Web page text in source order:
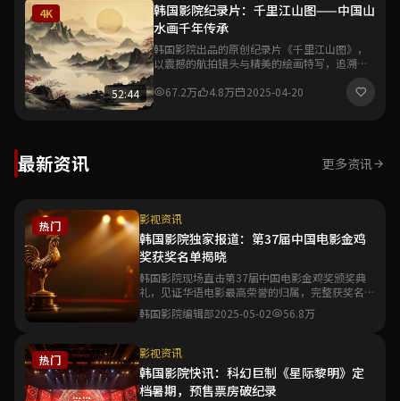
4K
52:44
韩国影院纪录片：千里江山图——中国山
水画千年传承
韩国影院出品的原创纪录片《千里江山图》，
以震撼的航拍镜头与精美的绘画特写，追溯中
展现东方美学的独特魅力。
67.2万 4.8万 2025-04-20
最新资讯 更多资讯
热门 影视资讯
韩国影院独家报道：第37届中国电影金鸡
奖获奖名单揭晓
韩国影院现场直击第37届中国电影金鸡奖颁奖典
礼，见证华语电影最高荣誉的归属，完整获奖名单
与精彩瞬间一文尽览。
韩国影院编辑部2025-05-02 56.8万
热门 影视资讯
韩国影院快讯：科幻巨制《星际黎明》定
档暑期，预售票房破纪录